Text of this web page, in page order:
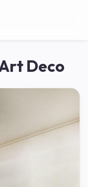
Deco